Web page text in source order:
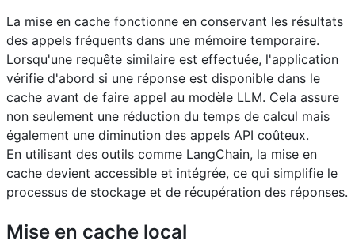
La mise en cache fonctionne en conservant les résultats
des appels fréquents dans une mémoire temporaire.
Lorsqu'une requête similaire est effectuée, l'application
vérifie d'abord si une réponse est disponible dans le
cache avant de faire appel au modèle LLM. Cela assure
non seulement une réduction du temps de calcul mais
également une diminution des appels API coûteux.
En utilisant des outils comme LangChain, la mise en
cache devient accessible et intégrée, ce qui simplifie le
processus de stockage et de récupération des réponses.
Mise en cache local